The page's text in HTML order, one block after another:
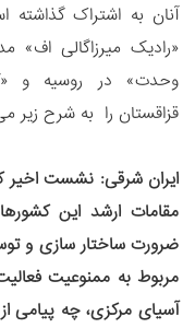
آنان به اشتراک
«رادیک میرزاگالی اف»
وحدت» در روسیه و
قزاقستان را به شرح زیر
ایران شرقی: نشست اخیر
مقامات ارشد این
ضرورت ساختار سازی و
مربوط به ممنوعیت
آسیای مرکزی، چه پیامی